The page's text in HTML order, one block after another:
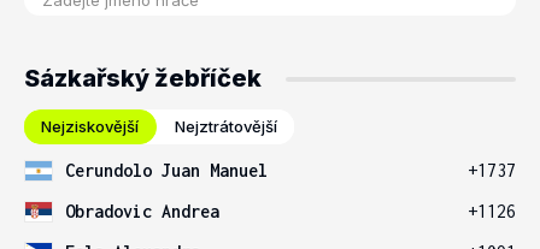
Sázkařský žebříček
Nejziskovější Nejztrátovější
Cerundolo Juan Manuel
+1737
Obradovic Andrea
+1126